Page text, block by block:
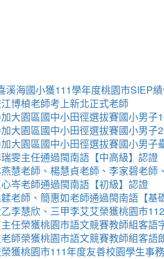
溪海國小獲111學年度桃園市SIEP
博楨老師考上新北正式老師
大園區國中小田徑選拔賽國小男子
大園區國中小田徑選拔賽國小男
大園區國中小田徑選拔賽國小男子
雯主任通過閩南語【中高級】認證
慧老師、楊慧貞老師、李家碧老
岑老師通過閩南語【初級】認證
老師、簡惠如老師通過閩南語【基
李慧欣、三甲李艾艾榮獲桃園市
任榮獲桃園市語文競賽教師組客語
師榮獲桃園市語文競賽教師組客語
獲桃園市111年度友善校園學生事